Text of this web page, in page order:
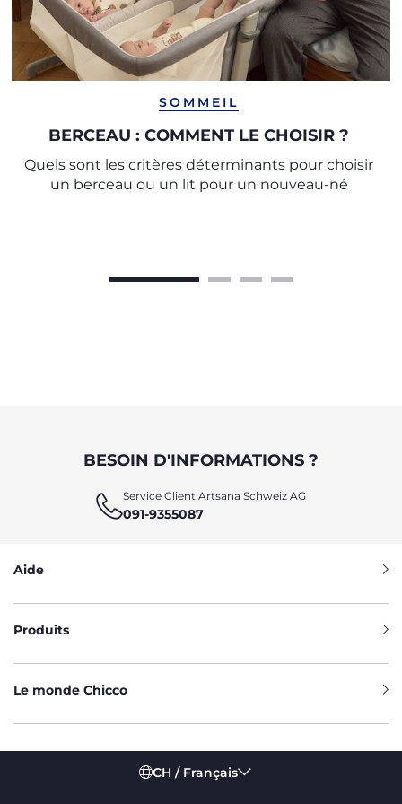
SOMMEIL
BERCEAU : COMMENT LE CHOISIR ?
Quels sont les critères déterminants pour choisir
un berceau ou un lit pour un nouveau-né
BESOIN D'INFORMATIONS ?
Service Client Artsana Schweiz AG
091-9355087
Aide
Produits
Le monde Chicco
CH / Français